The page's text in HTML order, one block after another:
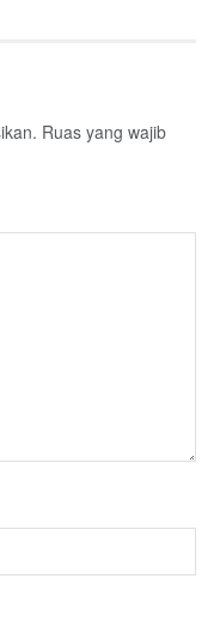
Ruas yang wajib